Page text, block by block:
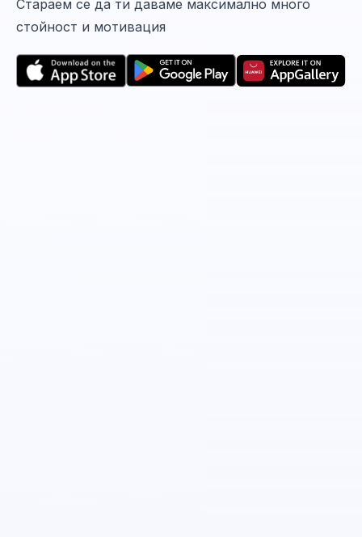
Стараем се да ти даваме максимално много
стойност и мотивация